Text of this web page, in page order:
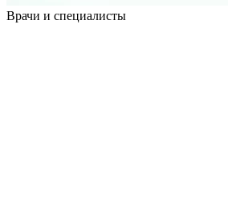
Врачи и специалисты